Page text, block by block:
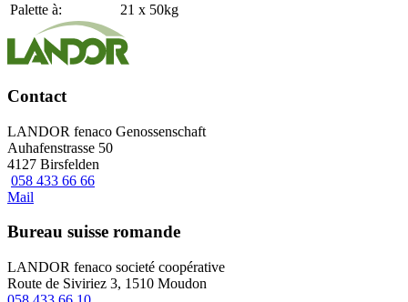
Palette à:
21 x 50kg
Contact
LANDOR fenaco Genossenschaft
Auhafenstrasse 50
4127 Birsfelden
058 433 66 66
Mail
Bureau suisse romande
LANDOR fenaco societé coopérative
Route de Siviriez 3, 1510 Moudon